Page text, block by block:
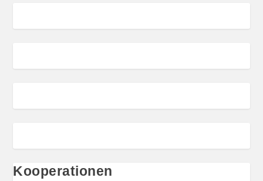
Kooperationen